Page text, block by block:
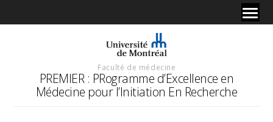
Faculté de médecine
PREMIER : PRogramme d’Excellence en
Médecine pour l’Initiation En Recherche